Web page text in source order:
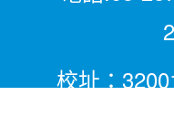
校址：